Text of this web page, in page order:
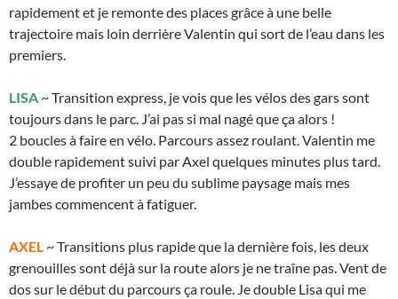
rapidement et je remonte des places grâce à une belle
trajectoire mais loin derrière Valentin qui sort de l’eau dans les
premiers.
LISA ~ Transition express, je vois que les vélos des gars sont
toujours dans le parc. J’ai pas si mal nagé que ça alors !
2 boucles à faire en vélo. Parcours assez roulant. Valentin me
double rapidement suivi par Axel quelques minutes plus tard.
J’essaye de profiter un peu du sublime paysage mais mes
jambes commencent à fatiguer.
AXEL ~ Transitions plus rapide que la dernière fois, les deux
grenouilles sont déjà sur la route alors je ne traîne pas. Vent de
dos sur le début du parcours ça roule. Je double Lisa qui me